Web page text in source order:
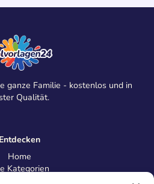
ganze Familie - kostenlos und in
Qualität.
Entdecken
Home
Kategorien